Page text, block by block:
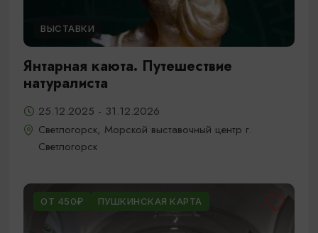
ВЫСТАВКИ
Янтарная каюта. Путешествие
натуралиста
25.12.2025 - 31.12.2026
Светлогорск, Морской выставочный центр г.
Светлогорск
ОТ 450₽ ПУШКИНСКАЯ КАРТА